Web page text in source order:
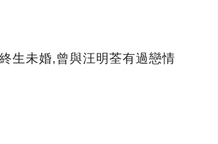
生未婚,曾與汪明荃有過戀情